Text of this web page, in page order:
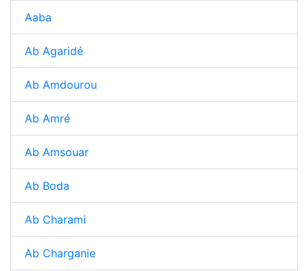
Aaba
Ab Agaridé
Ab Amdourou
Ab Amré
Ab Amsouar
Ab Boda
Ab Charami
Ab Charganie